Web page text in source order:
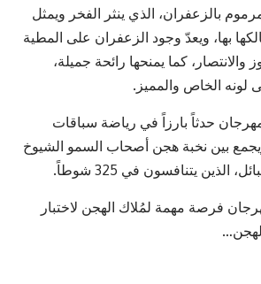
بالزعفران، الذي ينثر الفخر ويمثل
بها، ويعدّ وجود الزعفران على المطية
والانتصار، كما يمنحها رائحة جميلة،
لونه الخاص والمميز.
حدثاً بارزاً في رياضة سباقات
بين نخبة هجن أصحاب السمو الشيوخ
الذين يتنافسون في 325 شوطاً.
فرصة مهمة لمُلاك الهجن لاختبار